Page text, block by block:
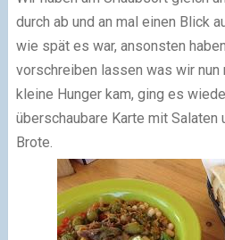
durch ab und an mal einen Blick
wie spät es war, ansonsten
vorschreiben lassen was wir nun
kleine Hunger kam, ging es
überschaubare Karte mit
Brote.